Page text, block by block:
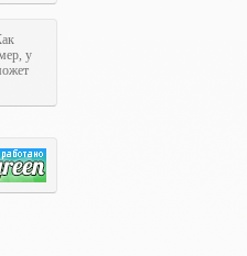
у